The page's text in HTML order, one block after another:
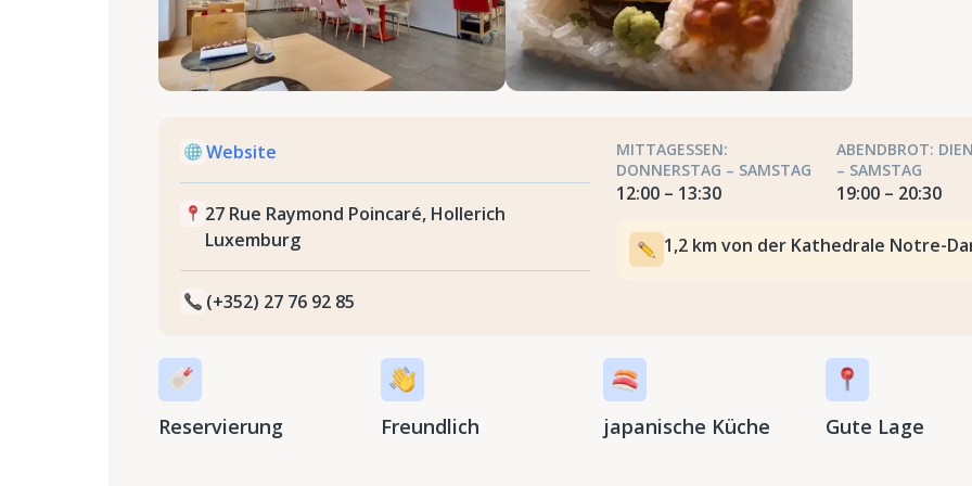
Website
27 Rue Raymond Poincaré, Hollerich
Luxemburg
(+352) 27 76 92 85
MITTAGESSEN:
DONNERSTAG – SAMSTAG
12:00 – 13:30
ABENDBROT:
– SAMSTAG
19:00 – 20:30
1,2 km von der Kathedrale Notre-
Reservierung Freundlich japanische Küche Gute Lage